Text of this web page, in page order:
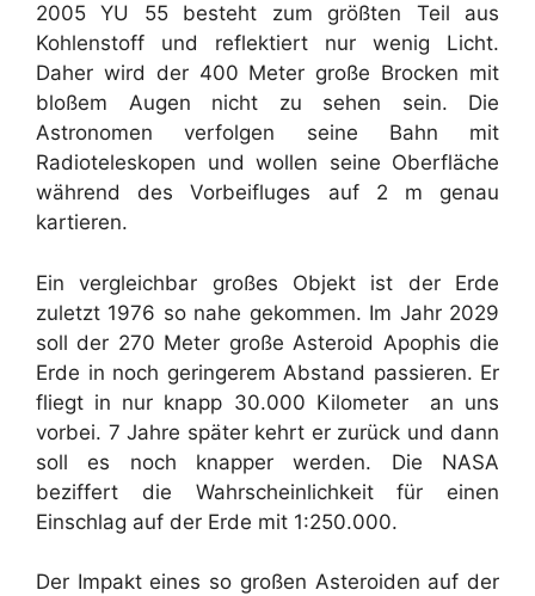
2005 YU 55 besteht zum größten Teil aus
Kohlenstoff und reflektiert nur wenig Licht.
Daher wird der 400 Meter große Brocken mit
bloßem Augen nicht zu sehen sein. Die
Astronomen verfolgen seine Bahn mit
Radioteleskopen und wollen seine Oberfläche
während des Vorbeifluges auf 2 m genau
kartieren.
Ein vergleichbar großes Objekt ist der Erde
zuletzt 1976 so nahe gekommen. Im Jahr 2029
soll der 270 Meter große Asteroid Apophis die
Erde in noch geringerem Abstand passieren. Er
fliegt in nur knapp 30.000 Kilometer an uns
vorbei. 7 Jahre später kehrt er zurück und dann
soll es noch knapper werden. Die NASA
beziffert die Wahrscheinlichkeit für einen
Einschlag auf der Erde mit 1:250.000.
Der Impakt eines so großen Asteroiden auf der